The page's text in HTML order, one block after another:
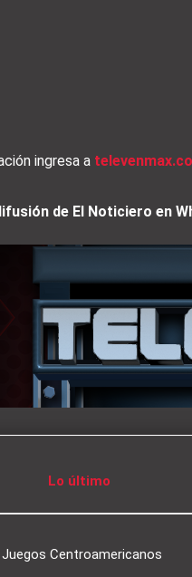
ingresa a
de El Noticiero en
Lo último
Centroamericanos